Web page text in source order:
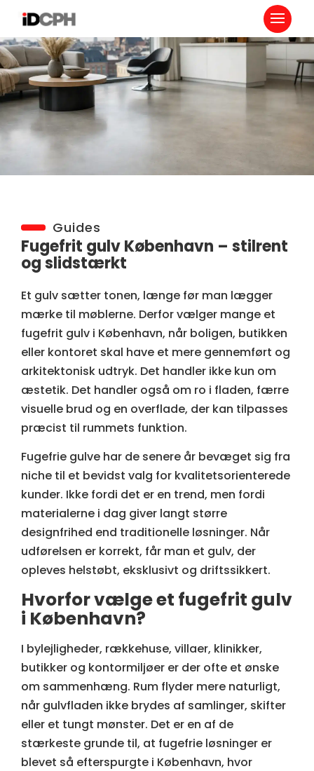
Guides
Fugefrit gulv København – stilrent
og slidstærkt
Et gulv sætter tonen, længe før man lægger
mærke til møblerne. Derfor vælger mange et
fugefrit gulv i København, når boligen, butikken
eller kontoret skal have et mere gennemført og
arkitektonisk udtryk. Det handler ikke kun om
æstetik. Det handler også om ro i fladen, færre
visuelle brud og en overflade, der kan tilpasses
præcist til rummets funktion.
Fugefrie gulve har de senere år bevæget sig fra
niche til et bevidst valg for kvalitetsorienterede
kunder. Ikke fordi det er en trend, men fordi
materialerne i dag giver langt større
designfrihed end traditionelle løsninger. Når
udførelsen er korrekt, får man et gulv, der
opleves helstøbt, eksklusivt og driftssikkert.
Hvorfor vælge et fugefrit gulv
i København?
I bylejligheder, rækkehuse, villaer, klinikker,
butikker og kontormiljøer er der ofte et ønske
om sammenhæng. Rum flyder mere naturligt,
når gulvfladen ikke brydes af samlinger, skifter
eller et tungt mønster. Det er en af de
stærkeste grunde til, at fugefrie løsninger er
blevet så efterspurgte i København, hvor